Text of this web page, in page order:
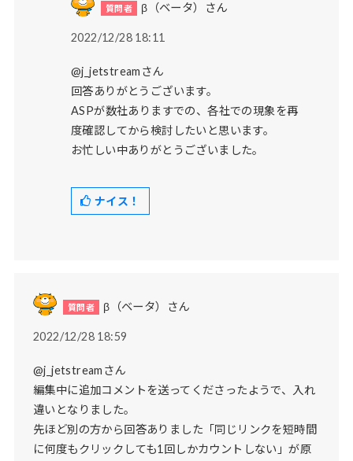
β（ベータ）さん
2022/12/28 18:11
@j_jetstreamさん
回答ありがとうございます。
ASPが数社ありますでの、各社での現象を再
度確認してから検討したいと思います。
お忙しい中ありがとうございました。
ナイス！
β（ベータ）さん
2022/12/28 18:59
@j_jetstreamさん
編集中に追加コメントを送ってくださったようで、入れ
違いとなりました。
先ほど別の方から回答ありました「同じリンクを短時間
に何度もクリックしても1回しかカウントしない」が原